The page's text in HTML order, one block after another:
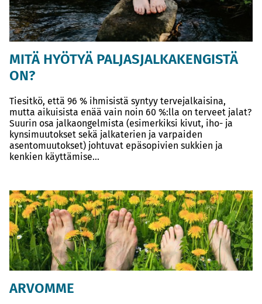
MITÄ HYÖTYÄ PALJASJALKAKENGISTÄ
ON?
Tiesitkö, että 96 % ihmisistä syntyy tervejalkaisina,
mutta aikuisista enää vain noin 60 %:lla on terveet jalat?
Suurin osa jalkaongelmista (esimerkiksi kivut, iho- ja
kynsimuutokset sekä jalkaterien ja varpaiden
asentomuutokset) johtuvat epäsopivien sukkien ja
kenkien käyttämise...
ARVOMME